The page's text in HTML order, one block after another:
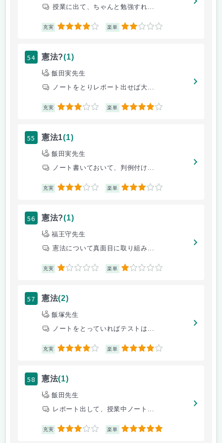
授業に出て、ちゃんと勉強すれ...
充実 4 楽単 2
54 憲法?(1)
飯田実先生
ノートをとりレポート出せば大...
充実 3 楽単 4
55 憲法1(1)
飯田実先生
ノート書いておいて、判例付け...
充実 3 楽単 3
56 憲法?(1)
福王守先生
憲法について真面目に取り組み...
充実 1 楽単 1
57 憲法(2)
飯塚先生
ノートをとっていればテストは...
充実 4 楽単 4
58 憲法(1)
飯田先生
レポート出して、授業中ノート...
充実 3 楽単 5